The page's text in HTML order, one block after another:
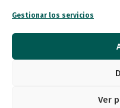
Gestionar los servicios
Ver